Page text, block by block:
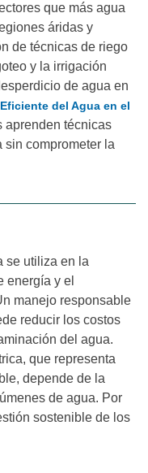
que más agua
áridas y
de técnicas de riego
y la irrigación
de agua en
del Agua en el
aprenden técnicas
comprometer la
se utiliza en la
energía y el
manejo responsable
reducir los costos
del agua.
que representa
depende de la
de agua. Por
sostenible de los